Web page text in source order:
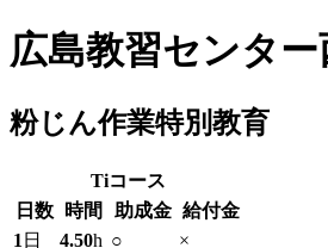
広島教習センタ
粉じん作業特別教育
Tiコース
日数
時間 助成金 給付金
1 日 4.50h ○
×